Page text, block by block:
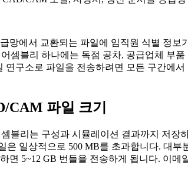
망에서 교환되는 파일에 임직원 식별 정
셈블리 하나에는 독점 공차, 공급업체
연구소로 파일을 전송하려면 모든 구간에
CAM 파일 크기
블리는 구성과 시뮬레이션 결과까지 저
일상적으로 500 MB를 초과합니다. 대
면 5~12 GB 번들을 전송하게 됩니다. 이